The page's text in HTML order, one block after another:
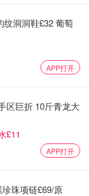
洞洞鞋£32 葡萄
APP打开
区巨折 10斤青龙大
£11
APP打开
珠项链£69/原